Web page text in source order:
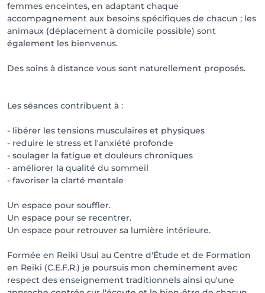
femmes enceintes, en adaptant chaque
accompagnement aux besoins spécifiques de chacun ; les
animaux (déplacement à domicile possible) sont
également les bienvenus.
Des soins à distance vous sont naturellement proposés.
Les séances contribuent à :
- libérer les tensions musculaires et physiques
- reduire le stress et l'anxiété profonde
- soulager la fatigue et douleurs chroniques
- améliorer la qualité du sommeil
- favoriser la clarté mentale
Un espace pour souffler.
Un espace pour se recentrer.
Un espace pour retrouver sa lumière intérieure.
Formée en Reiki Usui au Centre d'Étude et de Formation
en Reiki (C.E.F.R.) je poursuis mon cheminement avec
respect des enseignement traditionnels ainsi qu'une